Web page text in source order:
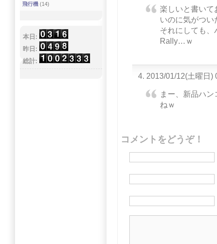
楽しいと書いて
いのに気がつい
それにしても
Rally…ｗ
2013/01/12(土曜日)
まー、新品ハ
ねｗ
コメントをどうぞ！
飛行機 (14)
本日:
昨日:
総計: